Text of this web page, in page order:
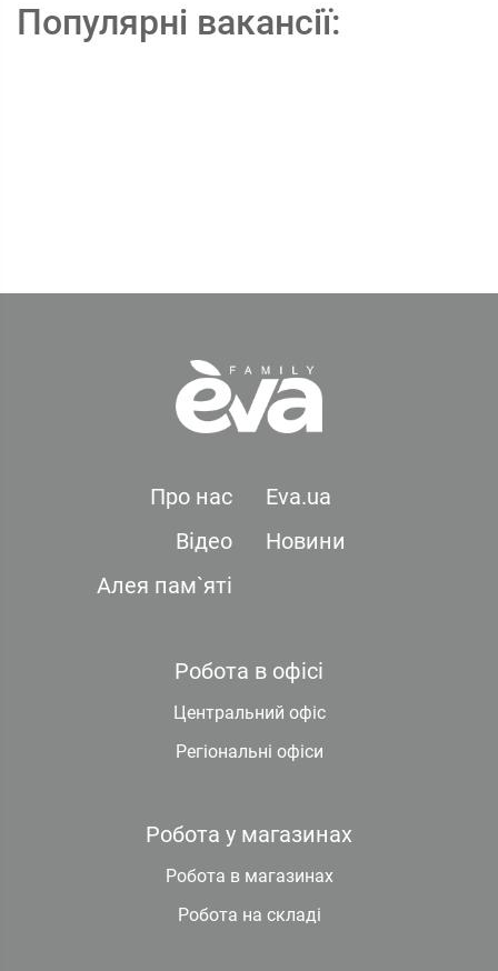
Популярні вакансії:
Про нас
Eva.ua
Відео
Новини
Алея пам`яті
Робота в офісі
Центральний офіс
Регіональні офіси
Робота у магазинах
Робота в магазинах
Робота на складі